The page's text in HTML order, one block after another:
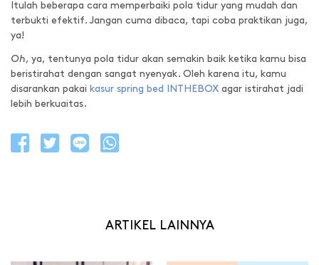
Itulah beberapa cara memperbaiki pola tidur yang mudah dan
terbukti efektif. Jangan cuma dibaca, tapi coba praktikan juga,
ya!
Oh, ya, tentunya pola tidur akan semakin baik ketika kamu bisa
beristirahat dengan sangat nyenyak. Oleh karena itu, kamu
disarankan pakai kasur spring bed INTHEBOX agar istirahat jadi
lebih berkuaitas.
ARTIKEL LAINNYA